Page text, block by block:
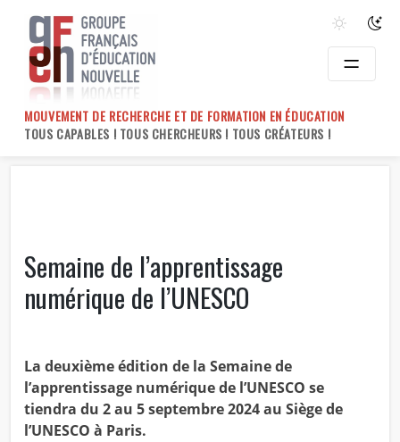
content
MOUVEMENT DE RECHERCHE ET DE FORMATION EN ÉDUCATION
TOUS CAPABLES ! TOUS CHERCHEURS ! TOUS CRÉATEURS !
Semaine de l’apprentissage
numérique de l’UNESCO
La deuxième édition de la Semaine de
l’apprentissage numérique de l’UNESCO se
tiendra du 2 au 5 septembre 2024 au Siège de
l’UNESCO à Paris.